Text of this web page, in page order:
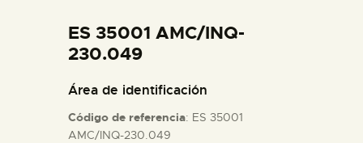
COLECCIONES
ESPAÑOL
ES 35001 AMC/INQ-
230.049
Área de identificación
Código de referencia: ES 35001
AMC/INQ-230.049